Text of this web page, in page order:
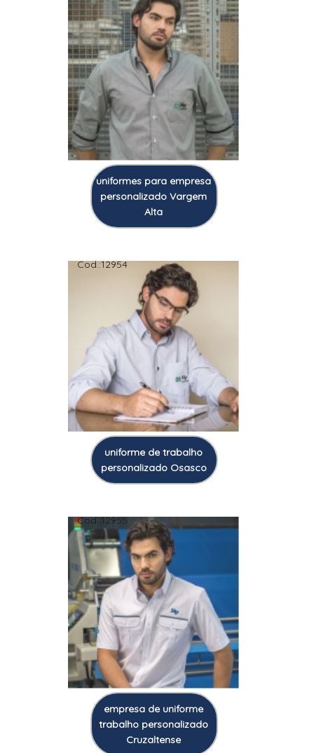
uniformes para empresa
personalizado Vargem
Alta
Cod.:12954
uniforme de trabalho
personalizado Osasco
Cod.:12955
empresa de uniforme
trabalho personalizado
Cruzaltense